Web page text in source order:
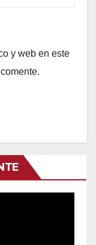
y web en este